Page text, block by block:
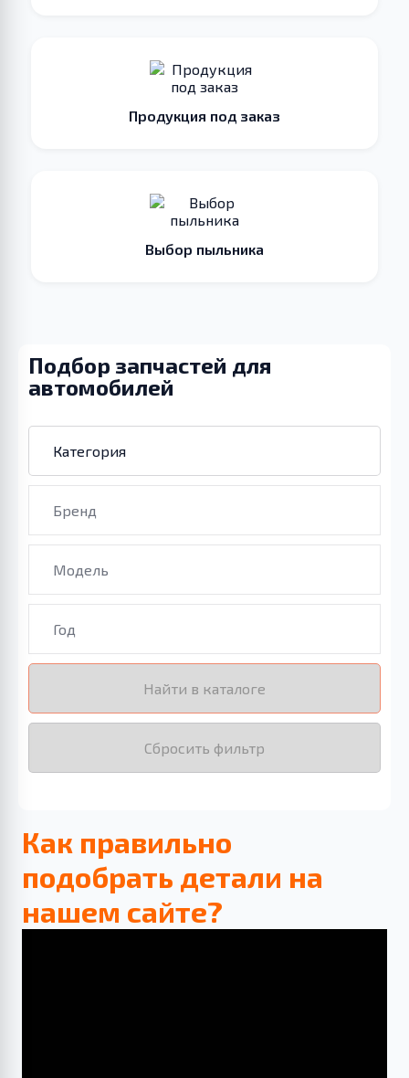
Продукция под заказ
Выбор пыльника
Подбор запчастей для
автомобилей
Найти в каталоге
Сбросить фильтр
Как правильно
подобрать детали на
нашем сайте?